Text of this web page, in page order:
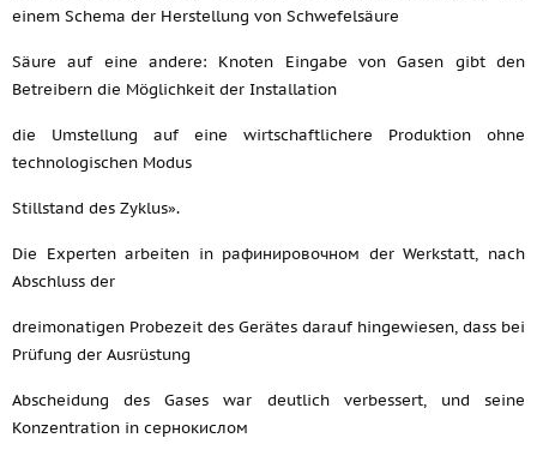
einem Schema der Herstellung von Schwefelsäure
Säure auf eine andere: Knoten Eingabe von Gasen gibt den
Betreibern die Möglichkeit der Installation
die Umstellung auf eine wirtschaftlichere Produktion ohne
technologischen Modus
Stillstand des Zyklus».
Die Experten arbeiten in рафинировочном der Werkstatt, nach
Abschluss der
dreimonatigen Probezeit des Gerätes darauf hingewiesen, dass bei
Prüfung der Ausrüstung
Abscheidung des Gases war deutlich verbessert, und seine
Konzentration in сернокислом